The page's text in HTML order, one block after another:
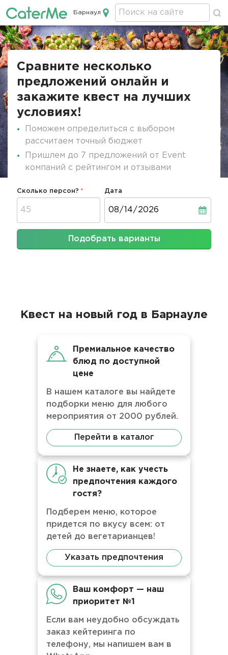
Кейтеринг в Барнауле
Барнаул
Строка
Сравните несколько
предложений онлайн и
закажите квест на лучших
условиях!
Поможем определиться с выбором
рассчитаем точный бюджет
Пришлем до 7 предложений от Event
компаний с рейтингом и отзывами
Сколько персон? Дата
Подобрать варианты
Квест на новый год в Барнауле
Премиальное качество
блюд по доступной
цене
В нашем каталоге вы найдете
подборки меню для любого
мероприятия от 2000 рублей.
Перейти в каталог
Не знаете, как учесть
предпочтения каждого
гостя?
Подберем меню, которое
придется по вкусу всем: от
детей до вегетарианцев!
Указать предпочтения
Ваш комфорт — наш
приоритет №1
Если вам неудобно обсуждать
заказ кейтеринга по
телефону, мы напишем вам в